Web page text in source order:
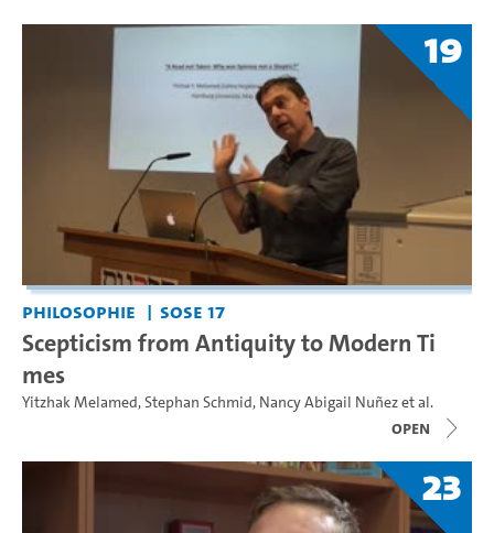
19
Philosophie SoSe 17
Scepticism from Antiquity to Modern Ti
mes
Yitzhak Melamed,Stephan Schmid, Nancy Abigail Nuñezet al.
open
23